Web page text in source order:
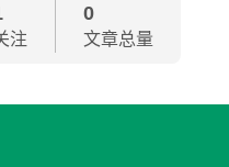
注
0
文章总量